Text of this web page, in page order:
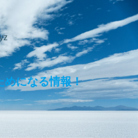
めになる情報！